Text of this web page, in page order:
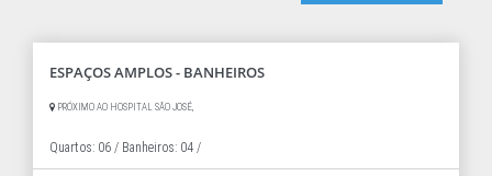
ESPAÇOS AMPLOS - BANHEIROS
PRÓXIMO AO HOSPITAL SÃO JOSÉ,
Quartos: 06 / Banheiros: 04 /